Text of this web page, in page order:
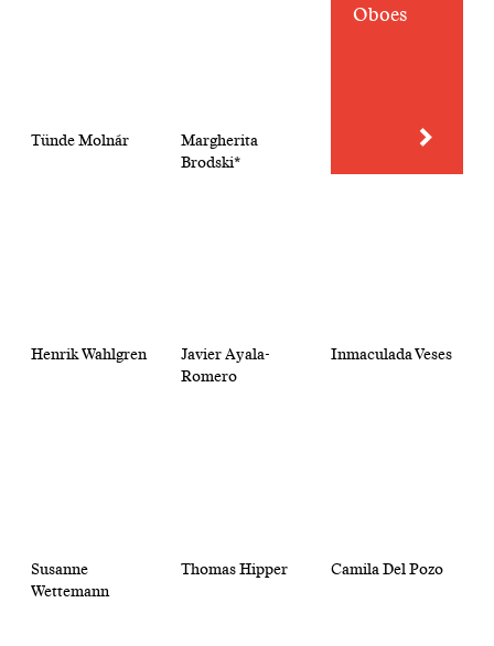
Tünde Molnár
Margherita
Brodski*
Oboes
Henrik Wahlgren
Javier Ayala-
Romero
Inmaculada Veses
Susanne
Wettemann
Thomas Hipper Camila Del Pozo